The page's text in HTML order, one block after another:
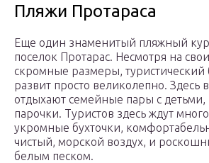
Пляжи Протараса
Еще один знаменитый пляжный
поселок Протарас. Несмотря на
скромные размеры, туристический
развит просто великолепно. Здесь
отдыхают семейные пары с
парочки. Туристов здесь ждут
укромные бухточки,
чистый, морской воздух, и
белым песком.